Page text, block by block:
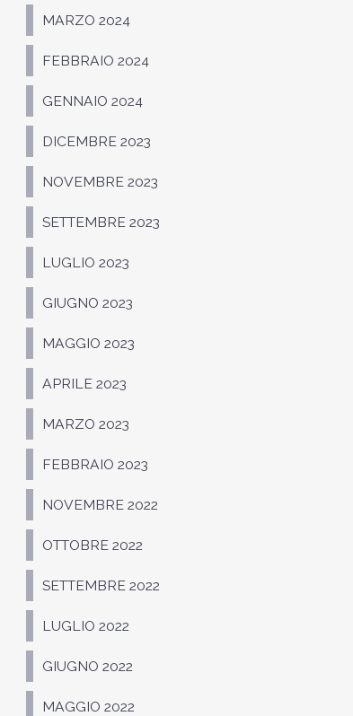
MARZO 2024
FEBBRAIO 2024
GENNAIO 2024
DICEMBRE 2023
NOVEMBRE 2023
SETTEMBRE 2023
LUGLIO 2023
GIUGNO 2023
MAGGIO 2023
APRILE 2023
MARZO 2023
FEBBRAIO 2023
NOVEMBRE 2022
OTTOBRE 2022
SETTEMBRE 2022
LUGLIO 2022
GIUGNO 2022
MAGGIO 2022